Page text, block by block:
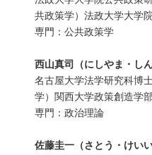
共政策学）法政大学大学
専門：公共政策学
西山真司（にしやま・しん
名古屋大学法学研究科博
学）関西大学政策創造学
専門：政治理論
佐藤圭一（さとう・けいい